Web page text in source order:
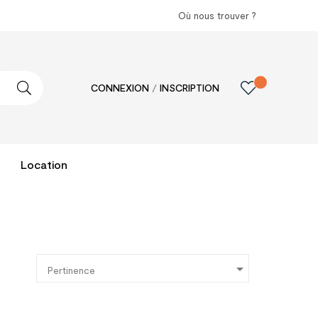
Où nous trouver ?
CONNEXION / INSCRIPTION
Location
Pertinence 